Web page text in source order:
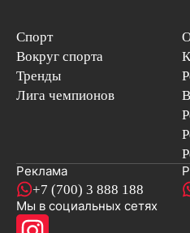
Спорт
Вокруг спорта
Тренды
Лига чемпионов
Реклама
+7 (700) 3 888 188
Мы в социальных сетях